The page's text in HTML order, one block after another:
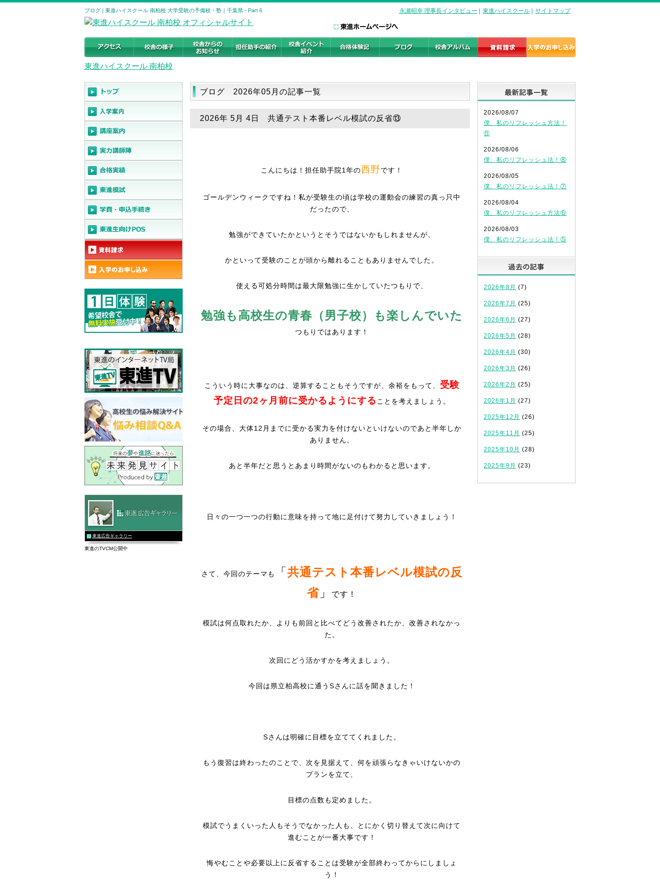
ブログ | 東進ハイスクール 南柏校 大学受験の予備校・塾｜千葉県 - Part 6 永瀬昭幸 理事長インタビュー 東進ハイスクール サイトマップ
東進ハイスクール 南柏校
ブログ 2026年05月の記事一覧
2026年 5月 4日 共通テスト本番レベル模試の反省⑬
こんにちは！担任助手院1年の西野です！
ゴールデンウィークですね！私が受験生の頃は学校の運動会の練習の真っ只中
だったので、
勉強ができていたかというとそうではないかもしれませんが、
かといって受験のことが頭から離れることもありませんでした。
使える可処分時間は最大限勉強に生かしていたつもりで、
勉強も高校生の青春（男子校）も楽しんでいた
つもりではあります！
こういう時に大事なのは、逆算することもそうですが、余裕をもって、 受験
予定日の2ヶ月前に受かるようにする ことを考えましょう。
その場合、大体12月までに受かる実力を付けないといけないのであと半年しか
ありません。
あと半年だと思うとあまり時間がないのもわかると思います。
日々の一つ一つの行動に意味を持って地に足付けて努力していきましょう！
さて、今回のテーマも 「 共通テスト本番レベル模試の反
省 」 です！
模試は何点取れたか、よりも前回と比べてどう改善されたか、改善されなかっ
た。
次回にどう活かすかを考えましょう。
今回は県立柏高校に通うSさんに話を聞きました！
Sさんは明確に目標を立ててくれました。
もう復習は終わったのことで、次を見据えて、何を頑張らなきゃいけないかの
プランを立て、
目標の点数も定めました。
模試でうまくいった人もそうでなかった人も、とにかく切り替えて次に向けて
進むことが一番大事です！
悔やむことや必要以上に反省することは受験が全部終わってからにしましょ
う！
2026/08/07
僕、私のリフレッシュ方法！
⑪
2026/08/06
僕、私のリフレッシュ法！⑧
2026/08/05
僕、私のリフレッシュ法！⑦
2026/08/04
僕、私のリフレッシュ方法⑥
2026/08/03
僕、私のリフレッシュ法！⑤
2026年8月 (7)
2026年7月 (25)
2026年6月 (27)
2026年5月 (28)
2026年4月 (30)
2026年3月 (26)
2026年2月 (25)
2026年1月 (27)
2025年12月 (26)
2025年11月 (25)
2025年10月 (28)
2025年9月 (23)
東進広告ギャラリー
東進のTVCM公開中